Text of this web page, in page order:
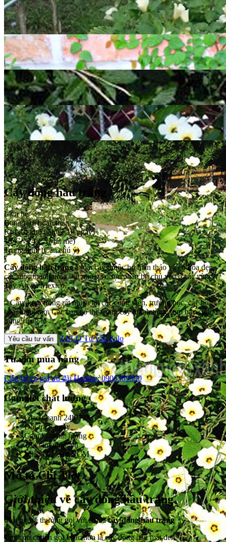
Cây đông hầu trắng
Liên hệ
Bóng râm hoàn toàn
Khi đất khô hẳn (7-10 ngày)
18°C - 24°C (Mát mẻ)
Trung bình (Căn chú ý)
Cây đông hầu trắngà loài cây thuộc họ thân thảo và có hoa đẹp,
cây mọc thành từng bụi nhỏ và được phân bố chủ yếu ở các vùng
Tây Ấn và Mexico.
– Cây được trồng rất nhiều tại các công viên, trường học, các bồn
hoa, hàng rào. Các bạn có thể trồng cây thành từng cụm hay có thể
trồng riêng lẻ
Yêu cầu tư vấn ZALO Tư vấn Zalo
Tư vấn mua hàng
Liên hệ có giá ưu đãiHotline: 0906389990
Cam kết chất lượng
Giao nhanh 24h-72h
Đổi trả 5 ngày
Cam kết chất lượng
Tận tâm phục vụ
Miễn phí giao HCM
Mô tả Chi Tiết
Giới thiệu về cây đông hầu trắng
Mọi người thường gọi với tên làcây đông hầu trắng
Cây còn có tên gọi khác hơn là cây đông hầu mắt đen.